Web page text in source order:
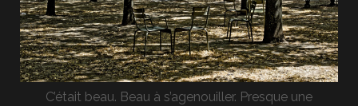
C’était beau. Beau à s’agenouiller. Presque une